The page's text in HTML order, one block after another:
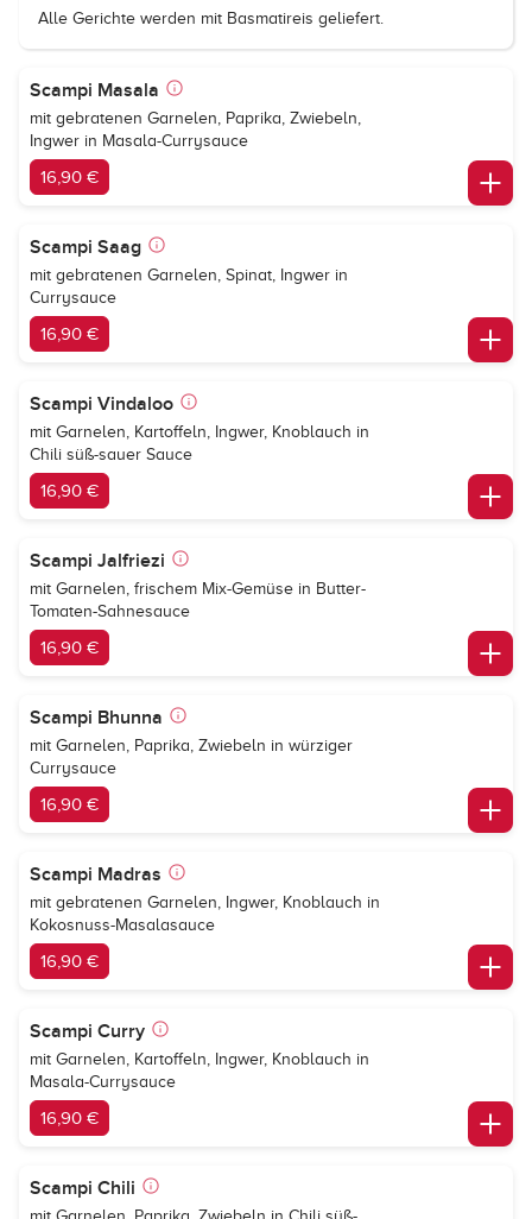
Alle Gerichte werden mit Basmatireis geliefert.
Scampi Masala
mit gebratenen Garnelen, Paprika, Zwiebeln,
Ingwer in Masala-Currysauce
16,90 €
Scampi Saag
mit gebratenen Garnelen, Spinat, Ingwer in
Currysauce
16,90 €
Scampi Vindaloo
mit Garnelen, Kartoffeln, Ingwer, Knoblauch in
Chili süß-sauer Sauce
16,90 €
Scampi Jalfriezi
mit Garnelen, frischem Mix-Gemüse in Butter-
Tomaten-Sahnesauce
16,90 €
Scampi Bhunna
mit Garnelen, Paprika, Zwiebeln in würziger
Currysauce
16,90 €
Scampi Madras
mit gebratenen Garnelen, Ingwer, Knoblauch in
Kokosnuss-Masalasauce
16,90 €
Scampi Curry
mit Garnelen, Kartoffeln, Ingwer, Knoblauch in
Masala-Currysauce
16,90 €
Scampi Chili